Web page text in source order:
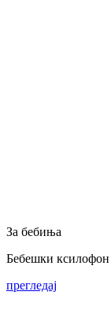
За бебиња
Бебешки ксилофон
прегледај